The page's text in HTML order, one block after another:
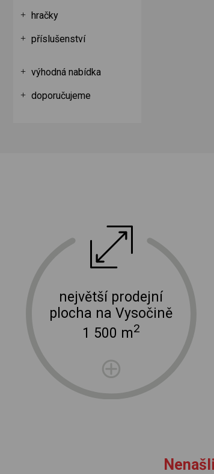
hračky
příslušenství
výhodná nabídka
doporučujeme
největší prodejní
plocha na Vysočině
1 500 m2
doprava a instalace